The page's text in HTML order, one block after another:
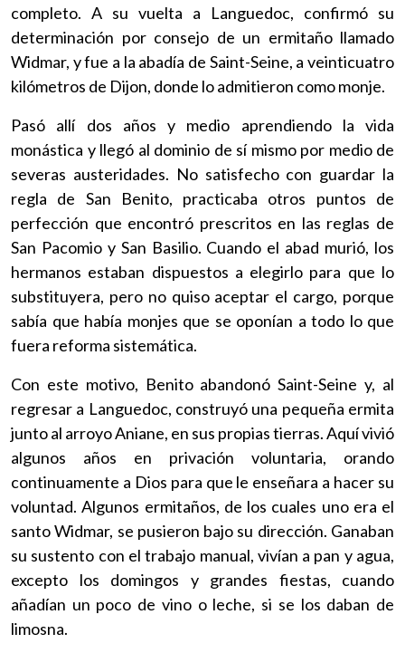
completo. A su vuelta a Languedoc, confirmó su
determinación por consejo de un ermitaño llamado
Widmar, y fue a la abadía de Saint-Seine, a veinticuatro
kilómetros de Dijon, donde lo admitieron como monje.
Pasó allí dos años y medio aprendiendo la vida
monástica y llegó al dominio de sí mismo por medio de
severas austeridades. No satisfecho con guardar la
regla de San Benito, practicaba otros puntos de
perfección que encontró prescritos en las reglas de
San Pacomio y San Basilio. Cuando el abad murió, los
hermanos estaban dispuestos a elegirlo para que lo
substituyera, pero no quiso aceptar el cargo, porque
sabía que había monjes que se oponían a todo lo que
fuera reforma sistemática.
Con este motivo, Benito abandonó Saint-Seine y, al
regresar a Languedoc, construyó una pequeña ermita
junto al arroyo Aniane, en sus propias tierras. Aquí vivió
algunos años en privación voluntaria, orando
continuamente a Dios para que le enseñara a hacer su
voluntad. Algunos ermitaños, de los cuales uno era el
santo Widmar, se pusieron bajo su dirección. Ganaban
su sustento con el trabajo manual, vivían a pan y agua,
excepto los domingos y grandes fiestas, cuando
añadían un poco de vino o leche, si se los daban de
limosna.